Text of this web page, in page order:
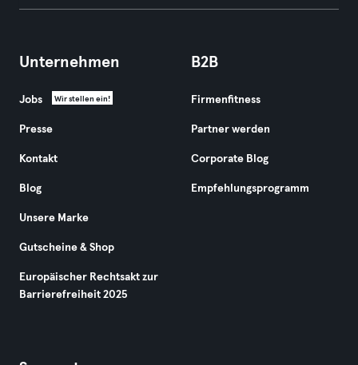
Unternehmen
Jobs Wir stellen ein!
Presse
Kontakt
Blog
Unsere Marke
Gutscheine & Shop
Europäischer Rechtsakt zur
Barrierefreiheit 2025
B2B
Firmenfitness
Partner werden
Corporate Blog
Empfehlungsprogramm